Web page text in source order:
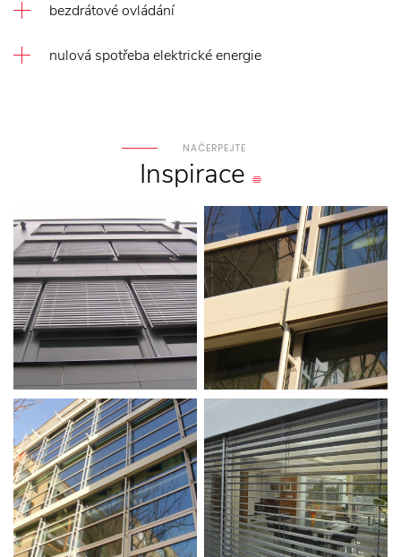
bezdrátové ovládání
nulová spotřeba elektrické energie
NAČERPEJTE
Inspirace